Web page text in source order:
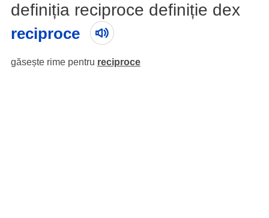
definiția reciproce definiție dex
reciproce
găsește rime pentru reciproce